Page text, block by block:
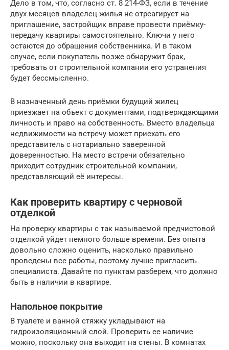
Дело в том, что, согласно ст. 8 214-ФЗ, если в течение
двух месяцев владелец жилья не отреагирует на
приглашение, застройщик вправе провести приёмку-
передачу квартиры самостоятельно. Ключи у него
остаются до обращения собственника. И в таком
случае, если покупатель позже обнаружит брак,
требовать от строительной компании его устранения
будет бессмысленно.
В назначенный день приёмки будущий жилец
приезжает на объект с документами, подтверждающими
личность и право на собственность. Вместо владельца
недвижимости на встречу может приехать его
представитель с нотариально заверенной
доверенностью. На место встречи обязательно
приходит сотрудник строительной компании,
представляющий её интересы.
Как проверить квартиру с черновой
отделкой
На проверку квартиры с так называемой предчистовой
отделкой уйдет немного больше времени. Без опыта
довольно сложно оценить, насколько правильно
проведены все работы, поэтому лучше пригласить
специалиста. Давайте по пунктам разберем, что должно
быть в наличии в квартире.
Напольное покрытие
В туалете и ванной стяжку укладывают на
гидроизоляционный слой. Проверить ее наличие
можно, поскольку она выходит на стены. В комнатах